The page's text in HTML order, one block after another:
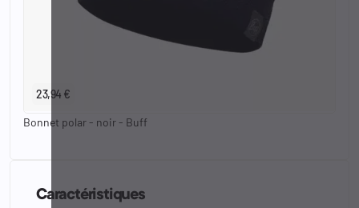
23,94 €
Bonnet polar - noir - Buff
Caractéristiques